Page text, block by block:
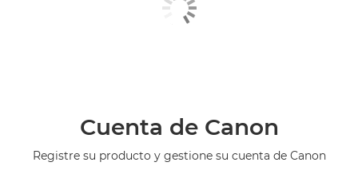
Cuenta de Canon
Registre su producto y gestione su cuenta de Canon